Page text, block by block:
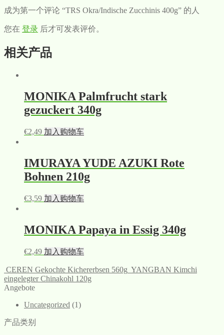
成为第一个评论 “TRS Okra/Indische Zucchinis 400g” 的人
您在 登录 后才可发表评价。
相关产品
MONIKA Palmfrucht stark
gezuckert 340g
€2,49 加入购物车
IMURAYA YUDE AZUKI Rote
Bohnen 210g
€3,59 加入购物车
MONIKA Papaya in Essig 340g
€2,49 加入购物车
CEREN Gekochte Kichererbsen 560g YANGBAN Kimchi
eingelegter Chinakohl 120g
Angebote
Uncategorized (1)
产品类别